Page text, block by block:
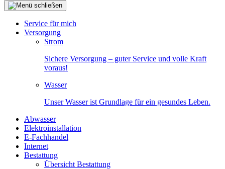
Service für mich
Versorgung
Strom
Sichere Versorgung – guter Service und volle Kraft
voraus!
Wasser
Unser Wasser ist Grundlage für ein gesundes Leben.
Abwasser
Elektroinstallation
E-Fachhandel
Internet
Bestattung
Übersicht Bestattung